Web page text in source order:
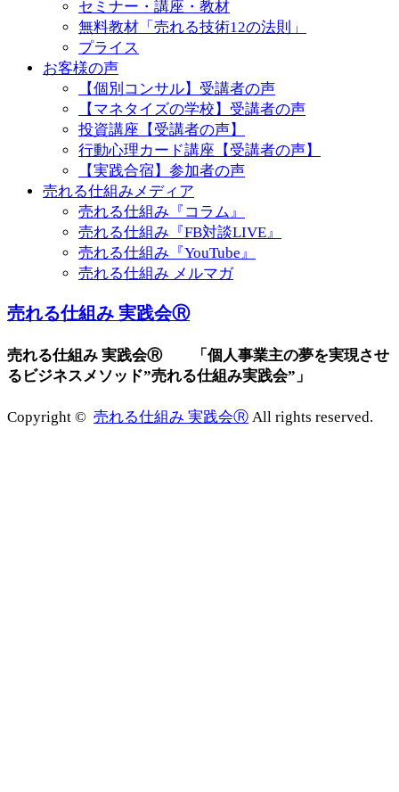
セミナー・講座・教材
無料教材「売れる技術12の法則」
プライス
お客様の声
【個別コンサル】受講者の声
【マネタイズの学校】受講者の声
投資講座【受講者の声】
行動心理カード講座【受講者の声】
【実践合宿】参加者の声
売れる仕組みメディア
売れる仕組み『コラム』
売れる仕組み『FB対談LIVE』
売れる仕組み『YouTube』
売れる仕組み メルマガ
売れる仕組み 実践会Ⓡ
売れる仕組み 実践会Ⓡ 「個人事業主の夢を実現させ
るビジネスメソッド”売れる仕組み実践会”」
Copyright © 売れる仕組み 実践会Ⓡ All rights reserved.